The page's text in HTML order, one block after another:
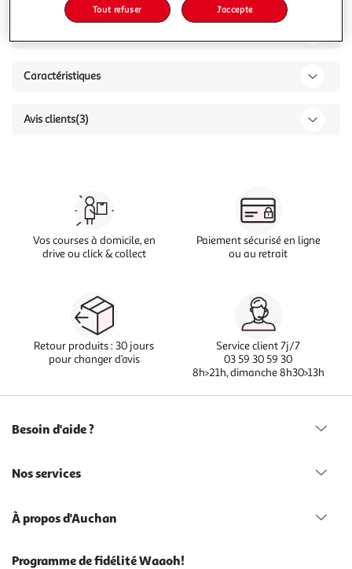
Caractéristiques
Avis clients(3)
Vos courses à domicile, en
drive ou click & collect
Paiement sécurisé en ligne
ou au retrait
Retour produits : 30 jours
pour changer d’avis
Service client 7j/7
03 59 30 59 30
8h>21h, dimanche 8h30>13h
Besoin d'aide ?
Nos services
À propos d'Auchan
Programme de fidélité Waaoh!
Tout refuser J'accepte